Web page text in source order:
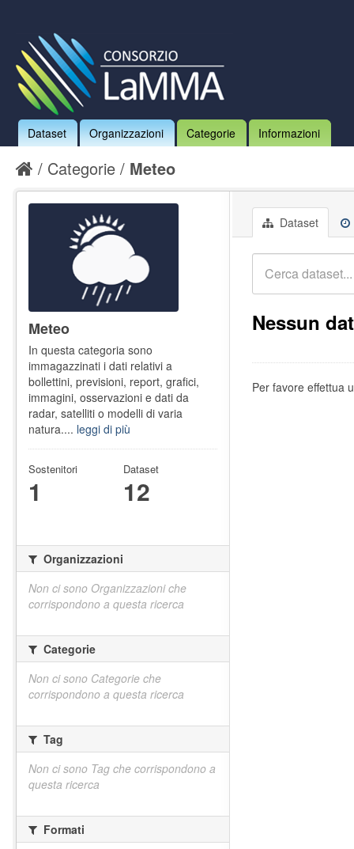
Dataset Organizzazioni Categorie Informazioni
Categorie Meteo
Dataset
Nessun
Per favore effettua
Meteo
In questa categoria sono
immagazzinati i dati relativi a
bollettini, previsioni, report, grafici,
immagini, osservazioni e dati da
radar, satelliti o modelli di varia
natura.... leggi di più
Sostenitori
1
Dataset
12
Organizzazioni
Non ci sono Organizzazioni che
corrispondono a questa ricerca
Categorie
Non ci sono Categorie che
corrispondono a questa ricerca
Tag
Non ci sono Tag che corrispondono a
questa ricerca
Formati